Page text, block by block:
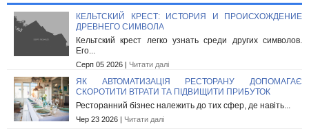
КЕЛЬТСКИЙ КРЕСТ: ИСТОРИЯ И ПРОИСХОЖДЕНИЕ
ДРЕВНЕГО СИМВОЛА
Кельтский крест легко узнать среди других символов.
Его...
Серп 05 2026 | Читати далі
ЯК АВТОМАТИЗАЦІЯ РЕСТОРАНУ ДОПОМАГАЄ
СКОРОТИТИ ВТРАТИ ТА ПІДВИЩИТИ ПРИБУТОК
Ресторанний бізнес належить до тих сфер, де навіть...
Чер 23 2026 | Читати далі